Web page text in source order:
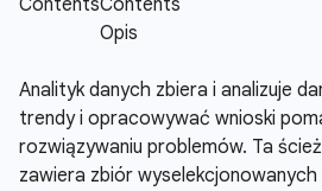
Analityk danych zbiera i analizuje
trendy i opracowywać wnioski
rozwiązywaniu problemów. Ta
zawiera zbiór wyselekcjonowanych